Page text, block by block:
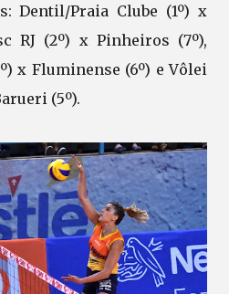
Dentil/Praia Clube (1º) x
RJ (2º) x Pinheiros (7º),
x Fluminense (6º) e Vôlei
(5º).